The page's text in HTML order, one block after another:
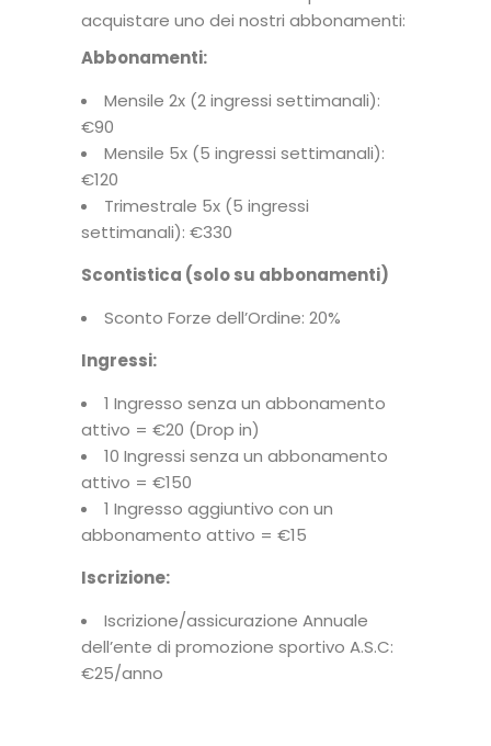
acquistare uno dei nostri abbonamenti:
Abbonamenti:
Mensile 2x (2 ingressi settimanali):
€90
Mensile 5x (5 ingressi settimanali):
€120
Trimestrale 5x (5 ingressi
settimanali): €330
Scontistica (solo su abbonamenti)
Sconto Forze dell’Ordine: 20%
Ingressi:
1 Ingresso senza un abbonamento
attivo = €20 (Drop in)
10 Ingressi senza un abbonamento
attivo = €150
1 Ingresso aggiuntivo con un
abbonamento attivo = €15
Iscrizione:
Iscrizione/assicurazione Annuale
dell’ente di promozione sportivo A.S.C:
€25/anno